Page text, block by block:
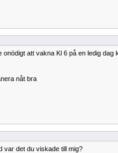
onödigt att vakna Kl 6 på en ledig dag
nåt bra
var det du viskade till mig?